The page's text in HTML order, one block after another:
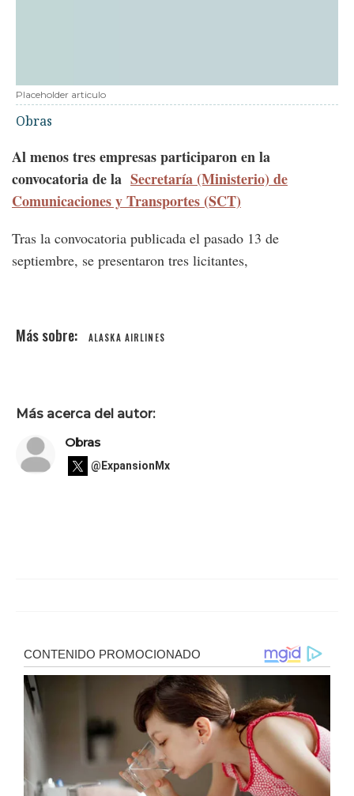
Placeholder articulo
Obras
Al menos tres empresas participaron en la
convocatoria de la Secretaría (Ministerio) de
Comunicaciones y Transportes (SCT)
Tras la convocatoria publicada el pasado 13 de
septiembre, se presentaron tres licitantes,
ALASKA AIRLINES
Más acerca del autor:
Obras
@ExpansionMx